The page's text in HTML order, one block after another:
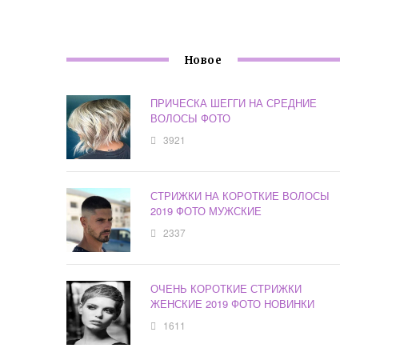
Новое
ПРИЧЕСКА ШЕГГИ НА СРЕДНИЕ
ВОЛОСЫ ФОТО
3921
СТРИЖКИ НА КОРОТКИЕ ВОЛОСЫ
2019 ФОТО МУЖСКИЕ
2337
ОЧЕНЬ КОРОТКИЕ СТРИЖКИ
ЖЕНСКИЕ 2019 ФОТО НОВИНКИ
1611